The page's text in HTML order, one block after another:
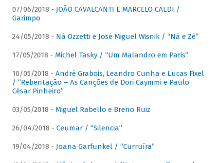
07/06/2018 - JOÃO CAVALCANTI E MARCELO CALDI /
Garimpo
24/05/2018 - Ná Ozzetti e José Miguel Wisnik / “Ná e Zé”
17/05/2018 - Michel Tasky / “Um Malandro em Paris”
10/05/2018 - André Grabois, Leandro Cunha e Lucas Fixel
/ “Rebentação – As Canções de Dori Caymmi e Paulo
César Pinheiro”
03/05/2018 - Miguel Rabello e Breno Ruiz
26/04/2018 - Ceumar / “Silencia”
19/04/2018 - Joana Garfunkel / “Curruíra”